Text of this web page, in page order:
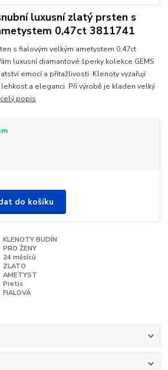
luxusní zlatý prsten s
0,47ct 3811741
s fialovým velkým ametystem 0,47ct
luxusní diamantové šperky kolekce GEMS
emocí a přitažlivosti. Klenoty vyzařují
a eleganci. Při výrobě je kladen velký
celý popis
do košíku
KLENOTY BUDÍN
PRO ŽENY
24 měsíců
ZLATO
AMETYST
Pretis
FIALOVÁ